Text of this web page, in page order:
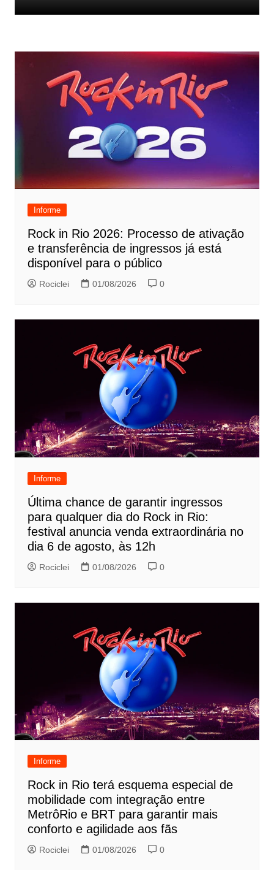
Informe
Rock in Rio 2026: Processo de ativação
e transferência de ingressos já está
disponível para o público
Rociclei 01/08/2026 0
Informe
Última chance de garantir ingressos
para qualquer dia do Rock in Rio:
festival anuncia venda extraordinária no
dia 6 de agosto, às 12h
Rociclei 01/08/2026 0
Informe
Rock in Rio terá esquema especial de
mobilidade com integração entre
MetrôRio e BRT para garantir mais
conforto e agilidade aos fãs
Rociclei 01/08/2026 0